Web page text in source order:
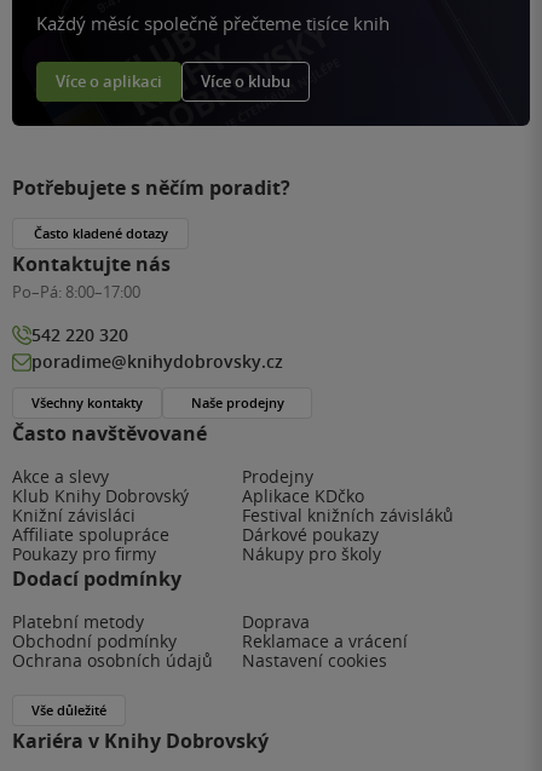
Každý měsíc společně přečteme tisíce knih
Více o aplikaci Více o klubu
Často navštěvované
Akce a slevy
Prodejny
Klub Knihy Dobrovský
Aplikace KDčko
Knižní závisláci
Festival knižních závisláků
Affiliate spolupráce
Dárkové poukazy
Poukazy pro firmy
Nákupy pro školy
Dodací podmínky
Platební metody
Doprava
Obchodní podmínky
Reklamace a vrácení
Ochrana osobních údajů
Nastavení cookies
Vše důležité
Kariéra v Knihy Dobrovský
Potřebujete s něčím poradit?
Často kladené dotazy
Kontaktujte nás
Po–Pá: 8:00–17:00
542 220 320
poradime@knihydobrovsky.cz
Všechny kontakty Naše prodejny